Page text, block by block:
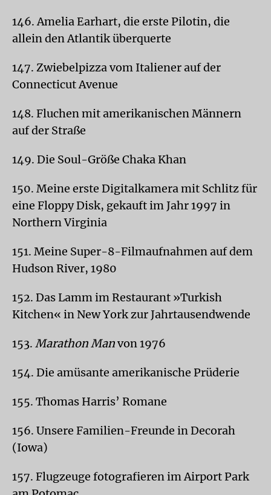
146. Amelia Earhart, die erste Pilotin, die
allein den Atlantik überquerte
147. Zwiebelpizza vom Italiener auf der
Connecticut Avenue
148. Fluchen mit amerikanischen Männern
auf der Straße
149. Die Soul-Größe Chaka Khan
150. Meine erste Digitalkamera mit Schlitz für
eine Floppy Disk, gekauft im Jahr 1997 in
Northern Virginia
151. Meine Super-8-Filmaufnahmen auf dem
Hudson River, 1980
152. Das Lamm im Restaurant »Turkish
Kitchen« in New York zur Jahrtausendwende
153. Marathon Manvon 1976
154. Die amüsante amerikanische Prüderie
155. Thomas Harris’ Romane
156. Unsere Familien-Freunde in Decorah
(Iowa)
157. Flugzeuge fotografieren im Airport Park